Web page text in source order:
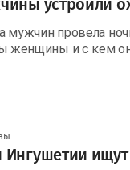
мужчин провела
женщины и с кем
Ингушетии